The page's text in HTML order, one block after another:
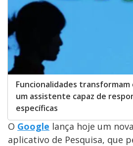
Funcionalidades
um assistente capaz de
específicas
O Google lança hoje um
aplicativo de Pesquisa, que